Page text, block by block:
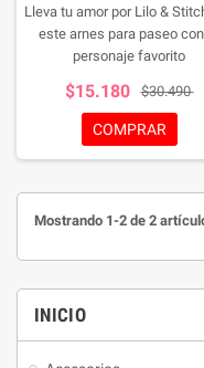
INICIO
Lleva tu amor por Lilo &
este arnes para paseo
personaje favorito
$15.180 $30.490
COMPRAR
Mostrando 1-2 de 2